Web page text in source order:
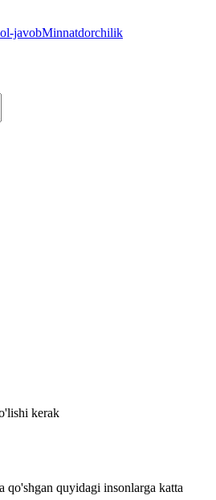
javobMinnatdorchilik
kerak
qo'shgan quyidagi insonlarga katta